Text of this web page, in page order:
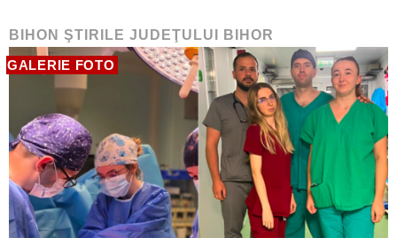
BIHON ŞTIRILE JUDEŢULUI BIHOR
GALERIE FOTO